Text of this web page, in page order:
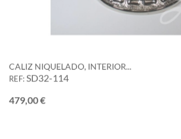
CALIZ NIQUELADO, INTERIOR...
REF: SD32-114
479,00 €Precio